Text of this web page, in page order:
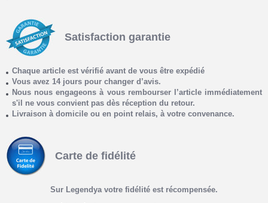
Satisfaction garantie
Chaque article est vérifié avant de vous être expédié
Vous avez 14 jours pour changer d’avis.
Nous nous engageons à vous rembourser l’article immédiatement
s'il ne vous convient pas dès réception du retour.
Livraison à domicile ou en point relais, à votre convenance.
Carte de fidélité
Sur Legendya votre fidélité est récompensée.